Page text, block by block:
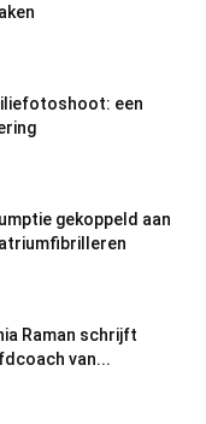
een
gekoppeld aan
Raman schrijft
van...